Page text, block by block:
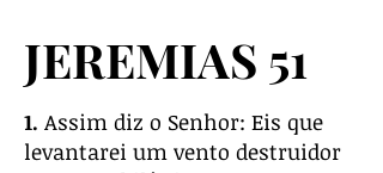
JEREMIAS 51
1. Assim diz o Senhor: Eis que
levantarei um vento destruidor